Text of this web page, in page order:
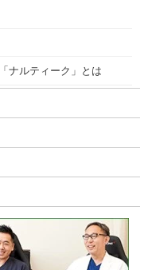
ナルティーク」とは